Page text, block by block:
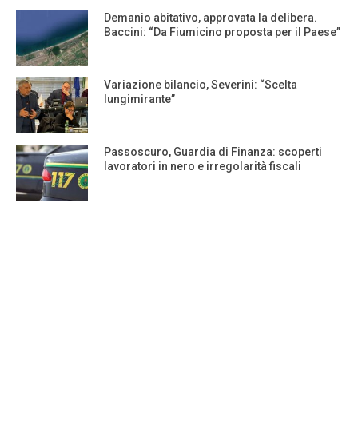
Demanio abitativo, approvata la delibera.
Baccini: “Da Fiumicino proposta per il Paese”
Variazione bilancio, Severini: “Scelta
lungimirante”
Passoscuro, Guardia di Finanza: scoperti
lavoratori in nero e irregolarità fiscali